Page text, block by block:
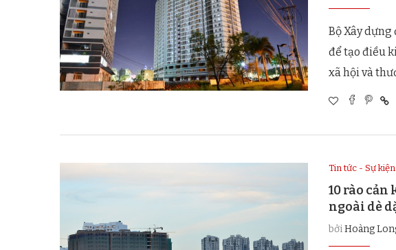
Bộ Xây
để tạo điều
xã hội và
Tin tức - Sự kiện
10 rào cản
ngoài dè
bởiHoàng